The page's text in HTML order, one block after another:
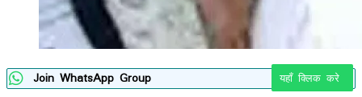
Join WhatsApp Group यहाँ क्लिक करे